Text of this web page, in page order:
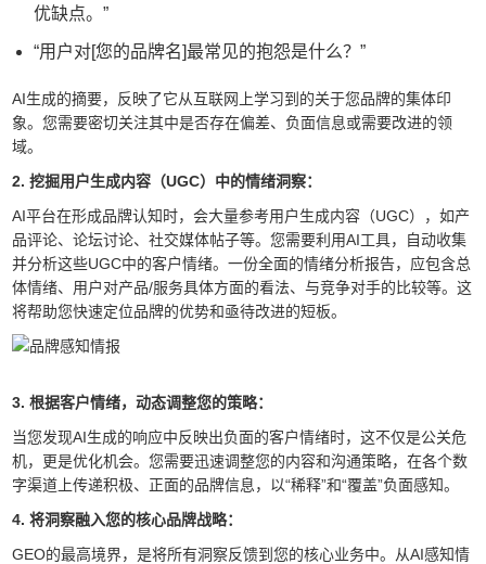
优缺点。”
“用户对[您的品牌名]最常见的抱怨是什么？”
AI生成的摘要，反映了它从互联网上学习到的关于您品牌的集体印
象。您需要密切关注其中是否存在偏差、负面信息或需要改进的领
域。
2. 挖掘用户生成内容（UGC）中的情绪洞察：
AI平台在形成品牌认知时，会大量参考用户生成内容（UGC），如产
品评论、论坛讨论、社交媒体帖子等。您需要利用AI工具，自动收集
并分析这些UGC中的客户情绪。一份全面的情绪分析报告，应包含总
体情绪、用户对产品/服务具体方面的看法、与竞争对手的比较等。这
将帮助您快速定位品牌的优势和亟待改进的短板。
3. 根据客户情绪，动态调整您的策略：
当您发现AI生成的响应中反映出负面的客户情绪时，这不仅是公关危
机，更是优化机会。您需要迅速调整您的内容和沟通策略，在各个数
字渠道上传递积极、正面的品牌信息，以“稀释”和“覆盖”负面感知。
4. 将洞察融入您的核心品牌战略：
GEO的最高境界，是将所有洞察反馈到您的核心业务中。从AI感知情